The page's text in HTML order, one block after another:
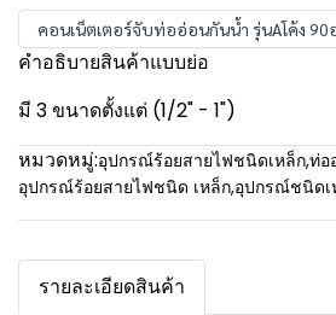
คอนเน็ตเตอร์จับท่ออ่อนกันน้ำ รุ่นAโค้ง 90อ
คำอธิบายสินค้าแบบย่อ
มี 3 ขนาดตั้งแต่ (1/2" - 1")
หมวดหมู่:อุปกรณ์ร้อยสายไฟชนิดเหล็ก,ท่อ
อุปกรณ์ร้อยสายไฟชนิด เหล็ก,อุปกรณ์ชนิด
รายละเอียดสินค้า